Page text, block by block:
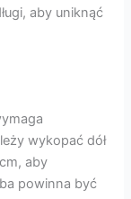
aby uniknąć
wykopać dół
aby
powinna być